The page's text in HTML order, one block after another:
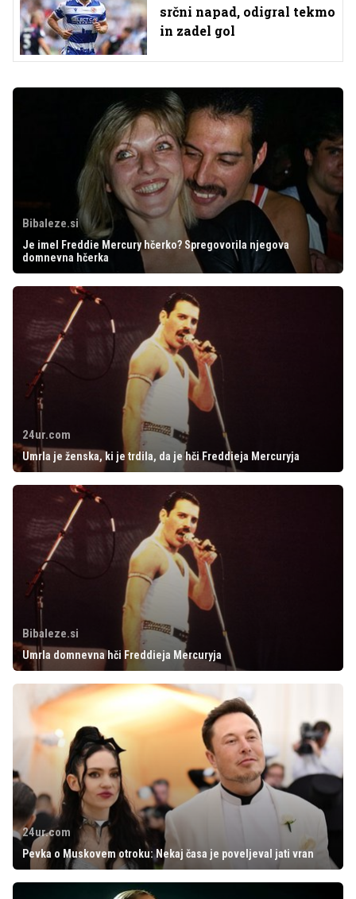
srčni napad, odigral tekmo
in zadel gol
Bibaleze.si
Je imel Freddie Mercury hčerko? Spregovorila njegova
domnevna hčerka
24ur.com
Umrla je ženska, ki je trdila, da je hči Freddieja Mercuryja
Bibaleze.si
Umrla domnevna hči Freddieja Mercuryja
24ur.com
Pevka o Muskovem otroku: Nekaj časa je poveljeval jati vran